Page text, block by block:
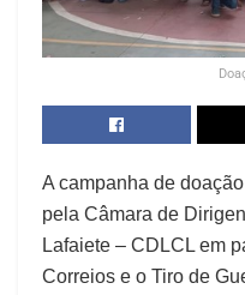
A campanha de
pela Câmara de
Lafaiete – CDLCL em
Correios e o Tiro de